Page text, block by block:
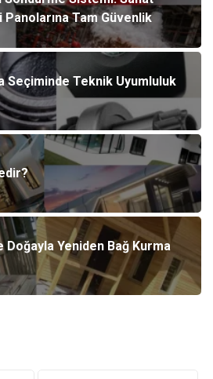
Tam Güvenlik
Seçiminde Teknik Uyumluluk
Doğayla Yeniden Bağ Kurma